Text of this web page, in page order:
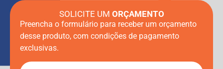
SOLICITE UM ORÇAMENTO
Preencha o formulário para receber um orçamento
desse produto, com condições de pagamento
exclusivas.